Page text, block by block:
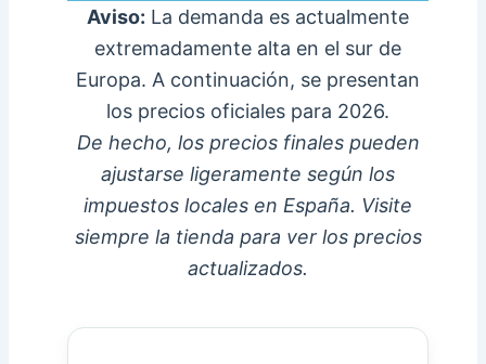
Aviso: La demanda es actualmente
extremadamente alta en el sur de
Europa. A continuación, se presentan
los precios oficiales para 2026.
De hecho, los precios finales pueden
ajustarse ligeramente según los
impuestos locales en España. Visite
siempre la tienda para ver los precios
actualizados.